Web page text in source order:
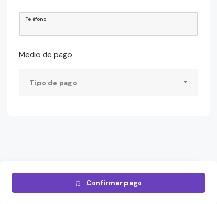
Teléfono
Medio de pago
Tipo de pago
Confirmar pago